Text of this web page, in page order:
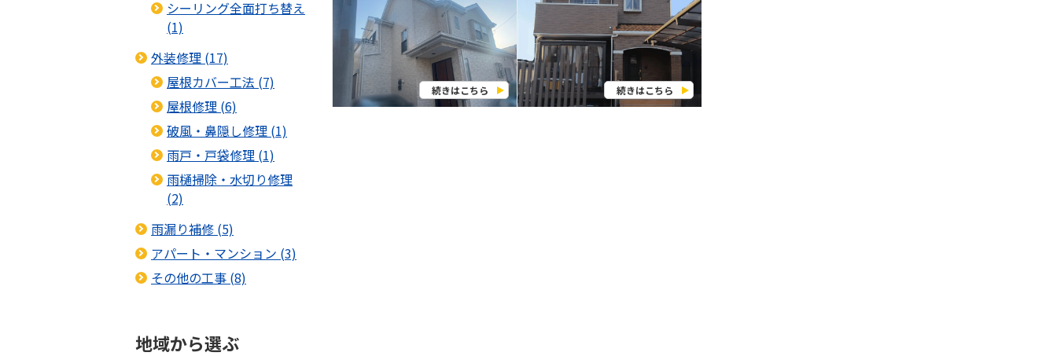
続きはこちら 続きはこちら
シーリング全面打ち替え
(1)
外装修理 (17)
屋根カバー工法 (7)
屋根修理 (6)
破風・鼻隠し修理 (1)
雨戸・戸袋修理 (1)
雨樋掃除・水切り修理
(2)
雨漏り補修 (5)
アパート・マンション (3)
その他の工事 (8)
地域から選ぶ